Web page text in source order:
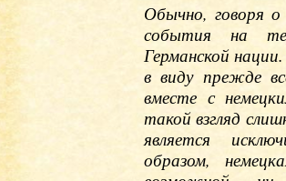
Обычно, говоря
события на
Германской
в виду прежде
вместе с
такой взгляд
является
образом,